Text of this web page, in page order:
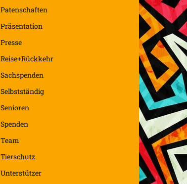
Patenschaften
Präsentation
Presse
Reise+Rückkehr
Sachspenden
Selbstständig
Senioren
Spenden
Team
Tierschutz
Unterstützer